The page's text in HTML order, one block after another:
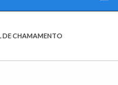
DE CHAMAMENTO